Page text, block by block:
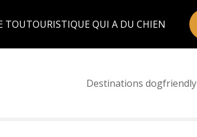
TOUTOURISTIQUE QUI A DU CHIEN
Destinations dogfriendly